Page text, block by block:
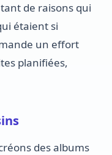
de raisons qui
étaient si
un effort
planifiées,
des albums